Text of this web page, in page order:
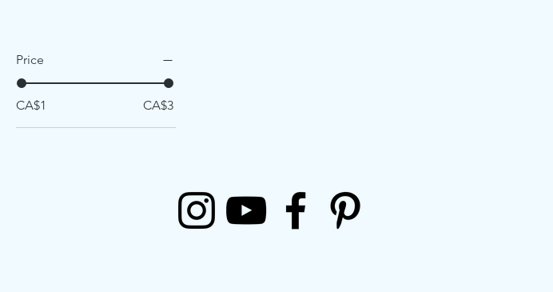
Price
CA$1 CA$3